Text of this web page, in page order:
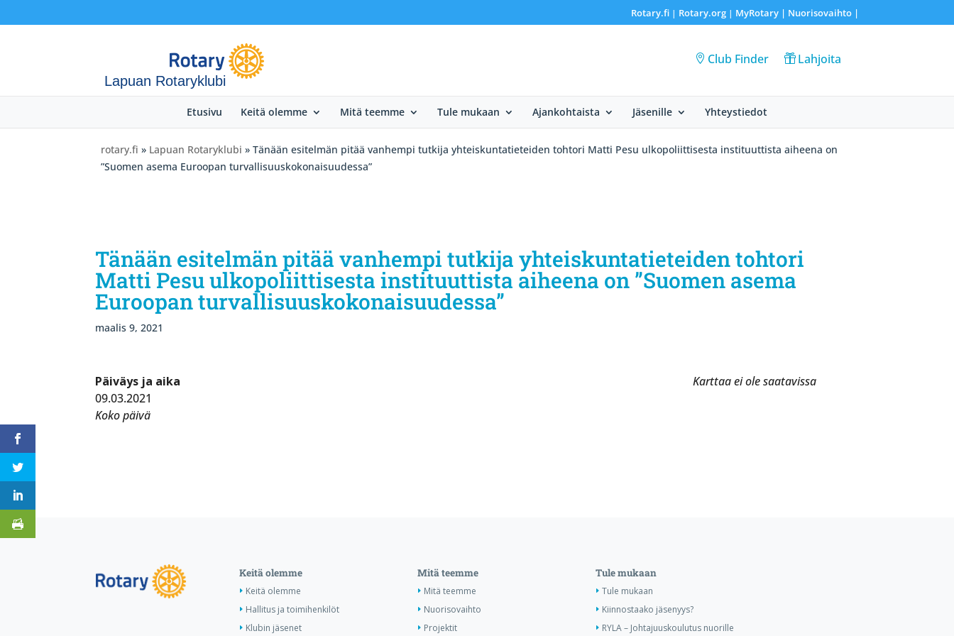
Rotary.fi| Rotary.org| MyRotary | Nuorisovaihto|
Lapuan Rotaryklubi
Club Finder Lahjoita
Etusivu Keitä olemme Mitä teemme Tule mukaan Ajankohtaista Jäsenille Yhteystiedot
rotary.fi » Lapuan Rotaryklubi » Tänään esitelmän pitää vanhempi tutkija yhteiskuntatieteiden tohtori Matti Pesu ulkopoliittisesta instituuttista aiheena on
”Suomen asema Euroopan turvallisuuskokonaisuudessa”
Tänään esitelmän pitää vanhempi tutkija yhteiskuntatieteiden tohtori
Matti Pesu ulkopoliittisesta instituuttista aiheena on ”Suomen asema
Euroopan turvallisuuskokonaisuudessa”
maalis 9, 2021
Karttaa ei ole saatavissa
Päiväys ja aika
09.03.2021
Koko päivä
Keitä olemme
Keitä olemme
Hallitus ja toimihenkilöt
Klubin jäsenet
Mitä teemme
Mitä teemme
Nuorisovaihto
Projektit
Tule mukaan
Tule mukaan
Kiinnostaako jäsenyys?
RYLA – Johtajuuskoulutus nuorille